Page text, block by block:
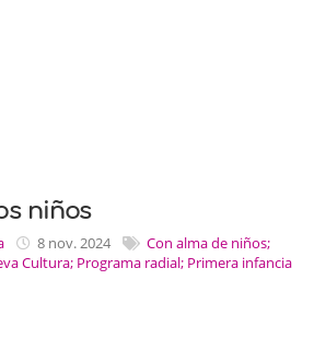
niños
8 nov. 2024
Con alma de niños;
Cultura; Programa radial; Primera infancia